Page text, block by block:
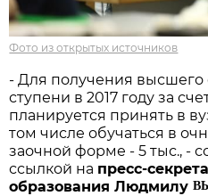
Фото из открытых источников
- Для получения
ступени в 2017 году за
планируется принять в
том числе обучаться в
заочной форме - 5 тыс., -
ссылкой на пресс-
образования Людмилу